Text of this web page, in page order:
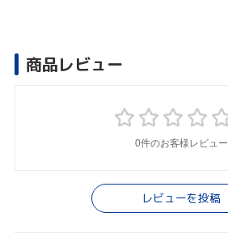
商品レビュー
0件のお客様レビュー
レビューを投稿